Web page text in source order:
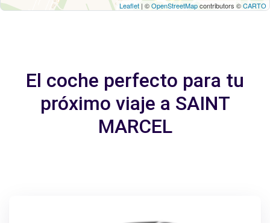
Leaflet | ©OpenStreetMapcontributors ©CARTO
El coche perfecto para tu
próximo viaje a SAINT
MARCEL